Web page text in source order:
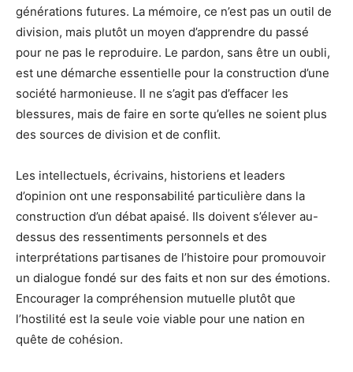
générations futures. La mémoire, ce n’est pas un outil de
division, mais plutôt un moyen d’apprendre du passé
pour ne pas le reproduire. Le pardon, sans être un oubli,
est une démarche essentielle pour la construction d’une
société harmonieuse. Il ne s’agit pas d’effacer les
blessures, mais de faire en sorte qu’elles ne soient plus
des sources de division et de conflit.
Les intellectuels, écrivains, historiens et leaders
d’opinion ont une responsabilité particulière dans la
construction d’un débat apaisé. Ils doivent s’élever au-
dessus des ressentiments personnels et des
interprétations partisanes de l’histoire pour promouvoir
un dialogue fondé sur des faits et non sur des émotions.
Encourager la compréhension mutuelle plutôt que
l’hostilité est la seule voie viable pour une nation en
quête de cohésion.